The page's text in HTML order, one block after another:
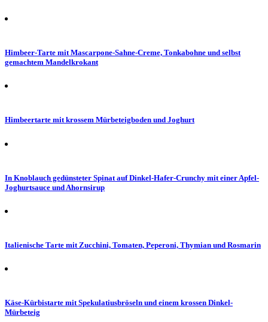
Himbeer-Tarte mit Mascarpone-Sahne-Creme, Tonkabohne und selbst
gemachtem Mandelkrokant
Himbeertarte mit krossem Mürbeteigboden und Joghurt
In Knoblauch gedünsteter Spinat auf Dinkel-Hafer-Crunchy mit einer Apfel-
Joghurtsauce und Ahornsirup
Italienische Tarte mit Zucchini, Tomaten, Peperoni, Thymian und Rosmarin
Käse-Kürbistarte mit Spekulatiusbröseln und einem krossen Dinkel-
Mürbeteig